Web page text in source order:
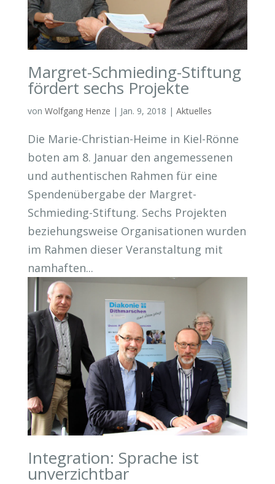
Margret-Schmieding-Stiftung
fördert sechs Projekte
von Wolfgang Henze | Jan. 9, 2018 | Aktuelles
Die Marie-Christian-Heime in Kiel-Rönne
boten am 8. Januar den angemessenen
und authentischen Rahmen für eine
Spendenübergabe der Margret-
Schmieding-Stiftung. Sechs Projekten
beziehungsweise Organisationen wurden
im Rahmen dieser Veranstaltung mit
namhaften...
Integration: Sprache ist
unverzichtbar